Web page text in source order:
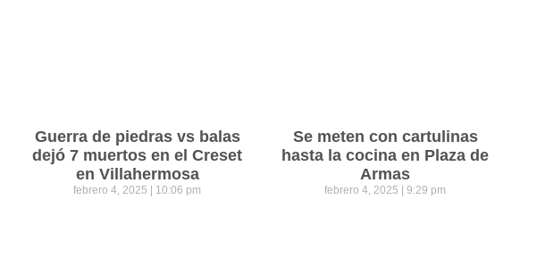
Guerra de piedras vs balas
dejó 7 muertos en el Creset
en Villahermosa
febrero 4, 2025 10:06 pm
Se meten con cartulinas
hasta la cocina en Plaza de
Armas
febrero 4, 2025 9:29 pm